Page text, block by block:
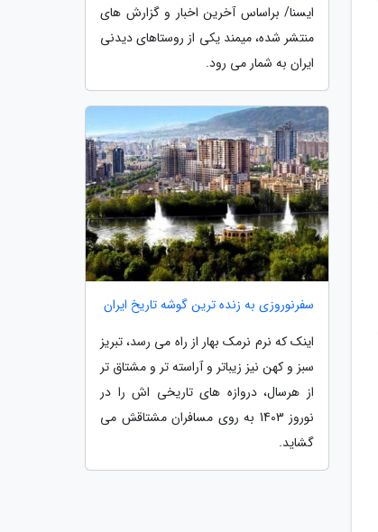
ایسنا/ براساس آخرین اخبار و گزارش های
منتشر شده، میمند یکی از روستاهای دیدنی
ایران به شمار می رود.
سفرنوروزی به زنده ترین گوشه تاریخ ایران
اینک که نرم نرمک بهار از راه می رسد، تبریز
سبز و کهن نیز زیباتر و آراسته تر و مشتاق تر
از هرسال، دروازه های تاریخی اش را در
نوروز 1403 به روی مسافران مشتاقش می
گشاید.